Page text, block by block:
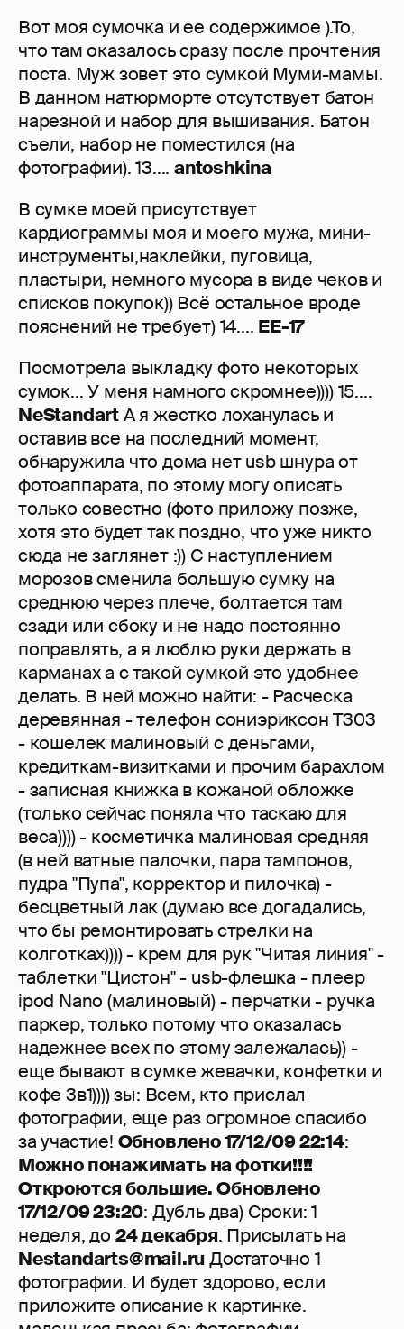
Вот моя сумочка и ее содержимое ).То,
что там оказалось сразу после прочтения
поста. Муж зовет это сумкой Муми-мамы.
В данном натюрморте отсутствует батон
нарезной и набор для вышивания. Батон
съели, набор не поместился (на
фотографии). 13....antoshkina
В сумке моей присутствует
кардиограммы моя и моего мужа, мини-
инструменты,наклейки, пуговица,
пластыри, немного мусора в виде чеков и
списков покупок)) Всё остальное вроде
пояснений не требует) 14.... ЕЕ-17
Посмотрела выкладку фото некоторых
сумок... У меня намного скромнее)))) 15....
NeStandartА я жестко лоханулась и
оставив все на последний момент,
обнаружила что дома нет usb шнура от
фотоаппарата, по этому могу описать
только совестно (фото приложу позже,
хотя это будет так поздно, что уже никто
сюда не заглянет :)) С наступлением
морозов сменила большую сумку на
среднюю через плече, болтается там
сзади или сбоку и не надо постоянно
поправлять, а я люблю руки держать в
карманах а с такой сумкой это удобнее
делать. В ней можно найти: - Расческа
деревянная - телефон сониэриксон Т303
- кошелек малиновый с деньгами,
кредиткам-визитками и прочим барахлом
- записная книжка в кожаной обложке
(только сейчас поняла что таскаю для
веса)))) - косметичка малиновая средняя
(в ней ватные палочки, пара тампонов,
пудра "Пупа", корректор и пилочка) -
бесцветный лак (думаю все догадались,
что бы ремонтировать стрелки на
колготках)))) - крем для рук "Читая линия" -
таблетки "Цистон" - usb-флешка - плеер
ipod Nano (малиновый) - перчатки - ручка
паркер, только потому что оказалась
надежнее всех по этому залежалась)) -
еще бывают в сумке жевачки, конфетки и
кофе 3в1)))) зы: Всем, кто прислал
фотографии, еще раз огромное спасибо
за участие! Обновлено 17/12/09 22:14:
Можно понажимать на фотки!!!!
Откроются большие. Обновлено
17/12/09 23:20: Дубль два) Сроки: 1
неделя, до 24 декабря. Присылать на
Nestandarts@mail.ruДостаточно 1
фотографии. И будет здорово, если
приложите описание к картинке.